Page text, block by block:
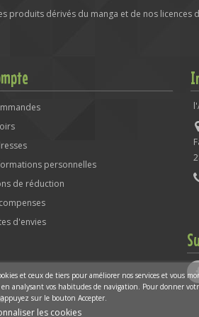
produits dérivés du manga et de nos licences
personnelles
de réduction
d'envies
et ceux de tiers pour améliorer nos services et vous
en analysant vos habitudes de navigation. Pour donner
sur le bouton Accepter.
les cookies